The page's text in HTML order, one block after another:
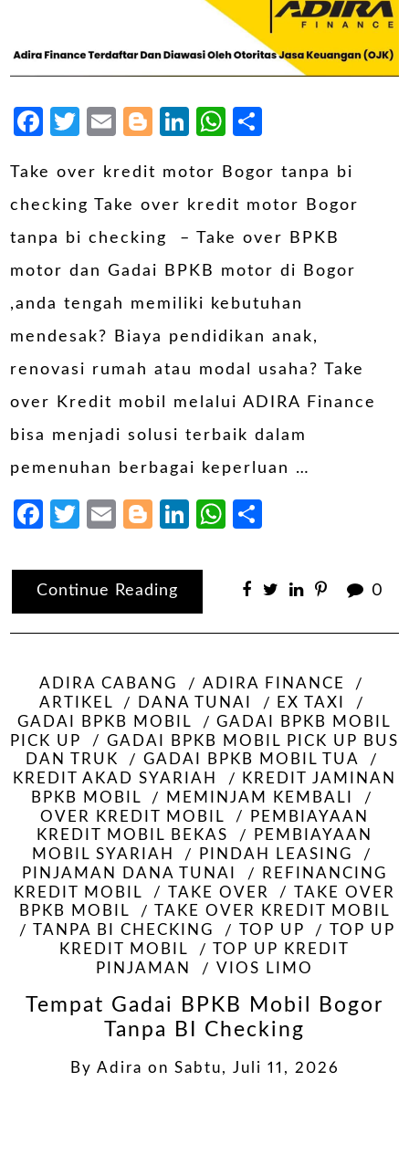
Facebook
Twitter
EmailBlogger
LinkedIn
WhatsApp
Take over kredit motor Bogor tanpa bi
checking Take over kredit motor Bogor
tanpa bi checking – Take over BPKB
motor dan Gadai BPKB motor di Bogor
,anda tengah memiliki kebutuhan
mendesak? Biaya pendidikan anak,
renovasi rumah atau modal usaha? Take
over Kredit mobil melalui ADIRA Finance
bisa menjadi solusi terbaik dalam
pemenuhan berbagai keperluan …
Facebook
Twitter
EmailBlogger
LinkedIn
WhatsApp
Continue Reading 0
ADIRA CABANG
ADIRA FINANCE
ARTIKEL
DANA TUNAI
EX TAXI
GADAI BPKB MOBIL
GADAI BPKB MOBIL
PICK UP
GADAI BPKB MOBIL PICK UP BUS
DAN TRUK
GADAI BPKB MOBIL TUA
KREDIT AKAD SYARIAH
KREDIT JAMINAN
BPKB MOBIL
MEMINJAM KEMBALI
OVER KREDIT MOBIL
PEMBIAYAAN
KREDIT MOBIL BEKAS
PEMBIAYAAN
MOBIL SYARIAH
PINDAH LEASING
PINJAMAN DANA TUNAI
REFINANCING
KREDIT MOBIL
TAKE OVER
TAKE OVER
BPKB MOBIL
TAKE OVER KREDIT MOBIL
TANPA BI CHECKING
TOP UP
TOP UP
KREDIT MOBIL
TOP UP KREDIT
PINJAMAN
VIOS LIMO
Tempat Gadai BPKB Mobil Bogor
Tanpa BI Checking
By Adira on Sabtu, Juli 11, 2026